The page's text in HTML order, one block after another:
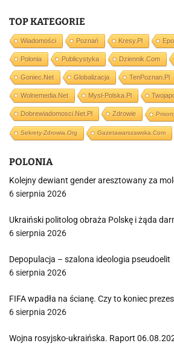
TOP KATEGORIE
Wiadomości Poznań Kresy.pl
Polonia Publicystyka Dziennik.com
Goniec.net Globalizacja TenPoznan.pl
Wolnemedia.net Mysl-Polska.pl
Dobrewiadomosci.net.pl Zdrowie
Sekrety-Zdrowia.org Gazetawarszawska.com
POLONIA
Kolejny dewiant gender aresztowany za
6 sierpnia 2026
Ukraiński politolog obraża Polskę i żąda
6 sierpnia 2026
Depopulacja – szalona ideologia pseudoelit
6 sierpnia 2026
FIFA wpadła na ścianę. Czy to koniec
6 sierpnia 2026
Wojna rosyjsko-ukraińska. Raport